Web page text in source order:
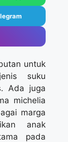
untuk
suku
Ada juga
michelia
marga
anak
pada